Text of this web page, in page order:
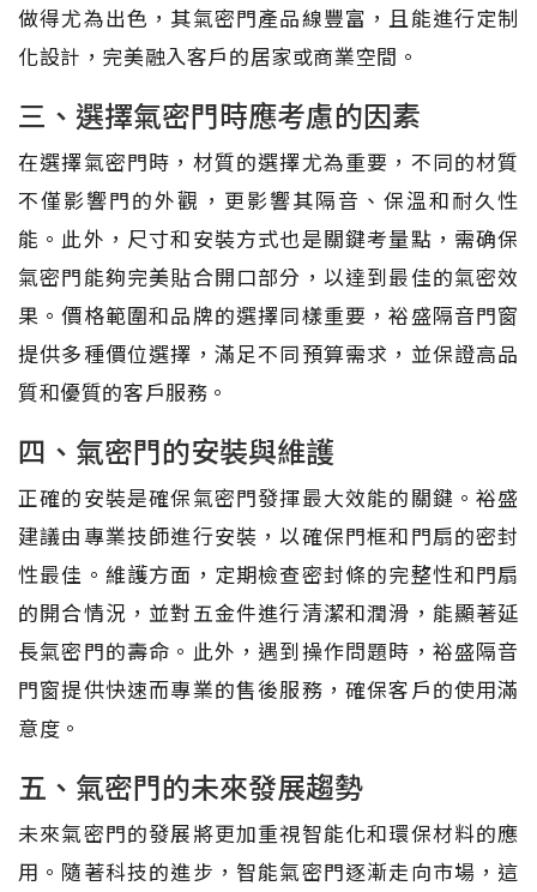
做得尤為出色，其氣密門產品線豐富，且能進行定制
化設計，完美融入客戶的居家或商業空間。
三、選擇氣密門時應考慮的因素
在選擇氣密門時，材質的選擇尤為重要，不同的材質
不僅影響門的外觀，更影響其隔音、保溫和耐久性
能。此外，尺寸和安裝方式也是關鍵考量點，需确保
氣密門能夠完美貼合開口部分，以達到最佳的氣密效
果。價格範圍和品牌的選擇同樣重要，裕盛隔音門窗
提供多種價位選擇，滿足不同預算需求，並保證高品
質和優質的客戶服務。
四、氣密門的安裝與維護
正確的安裝是確保氣密門發揮最大效能的關鍵。裕盛
建議由專業技師進行安裝，以確保門框和門扇的密封
性最佳。維護方面，定期檢查密封條的完整性和門扇
的開合情況，並對五金件進行清潔和潤滑，能顯著延
長氣密門的壽命。此外，遇到操作問題時，裕盛隔音
門窗提供快速而專業的售後服務，確保客戶的使用滿
意度。
五、氣密門的未來發展趨勢
未來氣密門的發展將更加重視智能化和環保材料的應
用。隨著科技的進步，智能氣密門逐漸走向市場，這